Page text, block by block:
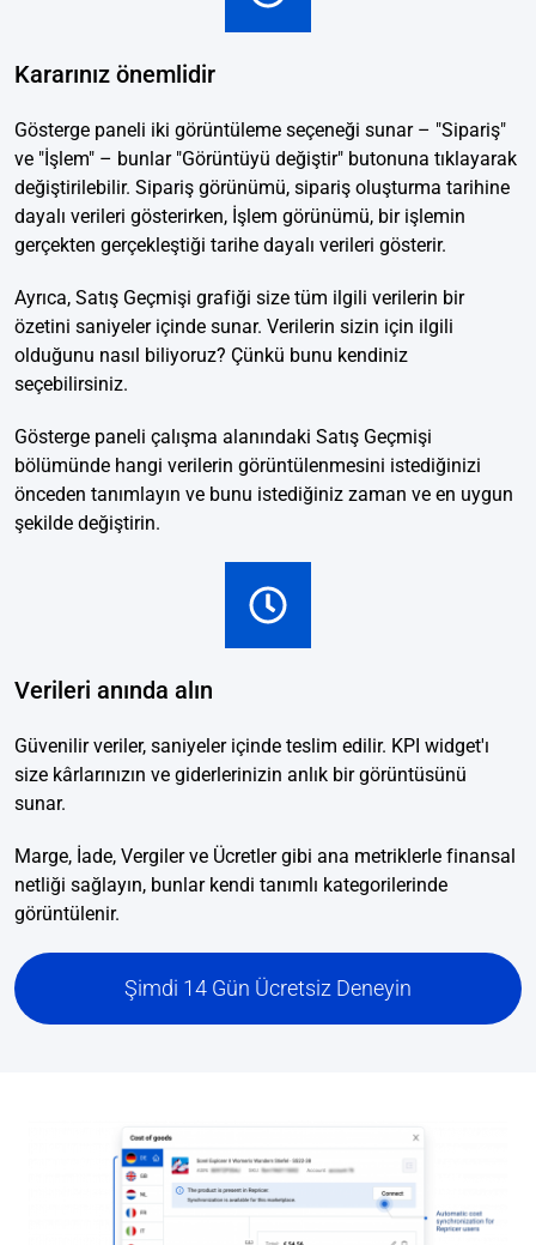
Kararınız önemlidir
Gösterge paneli iki görüntüleme seçeneği sunar – "Sipariş"
ve "İşlem" – bunlar "Görüntüyü değiştir" butonuna tıklayarak
değiştirilebilir. Sipariş görünümü, sipariş oluşturma tarihine
dayalı verileri gösterirken, İşlem görünümü, bir işlemin
gerçekten gerçekleştiği tarihe dayalı verileri gösterir.
Ayrıca, Satış Geçmişi grafiği size tüm ilgili verilerin bir
özetini saniyeler içinde sunar. Verilerin sizin için ilgili
olduğunu nasıl biliyoruz? Çünkü bunu kendiniz
seçebilirsiniz.
Gösterge paneli çalışma alanındaki Satış Geçmişi
bölümünde hangi verilerin görüntülenmesini istediğinizi
önceden tanımlayın ve bunu istediğiniz zaman ve en uygun
şekilde değiştirin.
Verileri anında alın
Güvenilir veriler, saniyeler içinde teslim edilir. KPI widget'ı
size kârlarınızın ve giderlerinizin anlık bir görüntüsünü
sunar.
Marge, İade, Vergiler ve Ücretler gibi ana metriklerle finansal
netliği sağlayın, bunlar kendi tanımlı kategorilerinde
görüntülenir.
Şimdi 14 Gün Ücretsiz Deneyin